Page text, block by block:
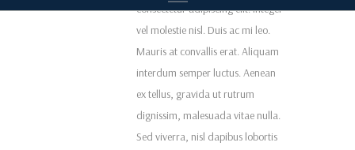
consectetur adipiscing elit. Integer
vel molestie nisl. Duis ac mi leo.
Mauris at convallis erat. Aliquam
interdum semper luctus. Aenean
ex tellus, gravida ut rutrum
dignissim, malesuada vitae nulla.
Sed viverra, nisl dapibus lobortis